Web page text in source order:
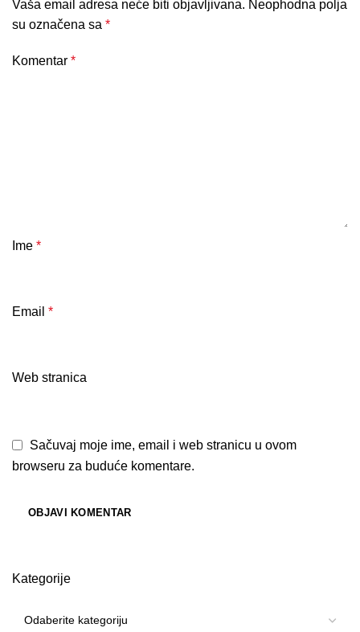
Vaša email adresa neće biti objavljivana. Neophodna polja
su označena sa *
Komentar *
Ime *
Email *
Web stranica
Sačuvaj moje ime, email i web stranicu u ovom
browseru za buduće komentare.
Kategorije